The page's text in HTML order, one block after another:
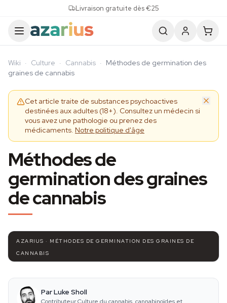
Livraison gratuite dès €25
Wiki · Culture · Cannabis · Méthodes de germination des
graines de cannabis
Cet article traite de substances psychoactives
destinées aux adultes (18+). Consultez un médecin si
vous avez une pathologie ou prenez des
médicaments. Notre politique d'âge
Méthodes de
germination des graines
de cannabis
AZARIUS · MÉTHODES DE GERMINATION DES GRAINES DE
CANNABIS
Par Luke Sholl